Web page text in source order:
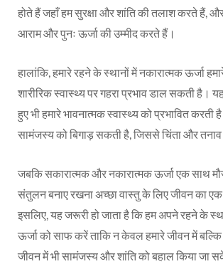
होते हैं जहाँ हम सुरक्षा और शांति की तलाश करते हैं,
आराम और पुनः ऊर्जा की उम्मीद करते हैं।
हालांकि, हमारे रहने के स्थानों में नकारात्मक ऊर्जा
शारीरिक स्वास्थ्य पर गहरा प्रभाव डाल सकती है।
हुए भी हमारे भावनात्मक स्वास्थ्य को प्रभावित करती
सामंजस्य को बिगाड़ सकती है, जिससे चिंता और
जबकि सकारात्मक और नकारात्मक ऊर्जा एक साथ
संतुलन बनाए रखना अच्छा वास्तु के लिए जीवन का एक
इसलिए, यह जरूरी हो जाता है कि हम अपने रहने के
ऊर्जा को साफ करें ताकि न केवल हमारे जीवन में बल्कि
जीवन में भी सामंजस्य और शांति को बहाल किया जा